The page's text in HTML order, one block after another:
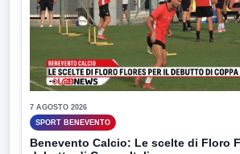
7 AGOSTO 2026
SPORT BENEVENTO
Benevento Calcio: Le scelte di Floro